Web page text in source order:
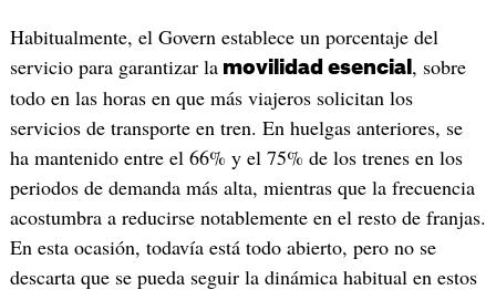
Habitualmente, el Govern establece un porcentaje del
servicio para garantizar la movilidad esencial , sobre
todo en las horas en que más viajeros solicitan los
servicios de transporte en tren. En huelgas anteriores, se
ha mantenido entre el 66% y el 75% de los trenes en los
periodos de demanda más alta, mientras que la frecuencia
acostumbra a reducirse notablemente en el resto de franjas.
En esta ocasión, todavía está todo abierto, pero no se
descarta que se pueda seguir la dinámica habitual en estos